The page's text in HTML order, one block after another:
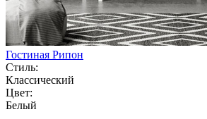
Гостиная Рипон
Стиль:
Классический
Цвет:
Белый